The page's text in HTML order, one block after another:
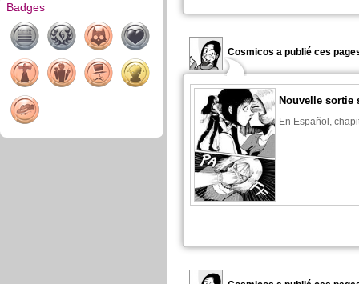
Badges
Cosmicos a publié ces
Nouvelle sortie
En Español,